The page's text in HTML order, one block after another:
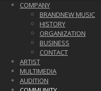
COMPANY
BRANDNEW MUSIC
HISTORY
ORGANIZATION
BUSINESS
CONTACT
ARTIST
MULTIMEDIA
AUDITION